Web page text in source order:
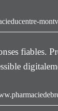
fiables.